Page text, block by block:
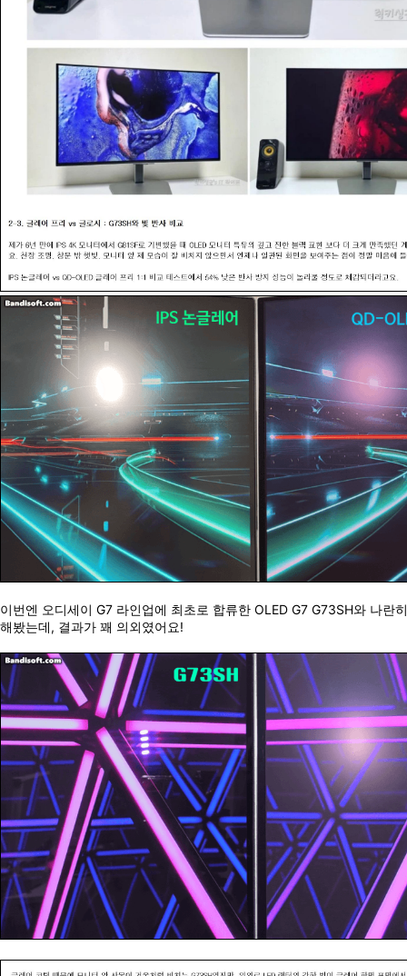
이번엔 오디세이 G7 라인업에 최초로 합류한 OLED G7 G73SH와 나란
해봤는데, 결과가 꽤 의외였어요!